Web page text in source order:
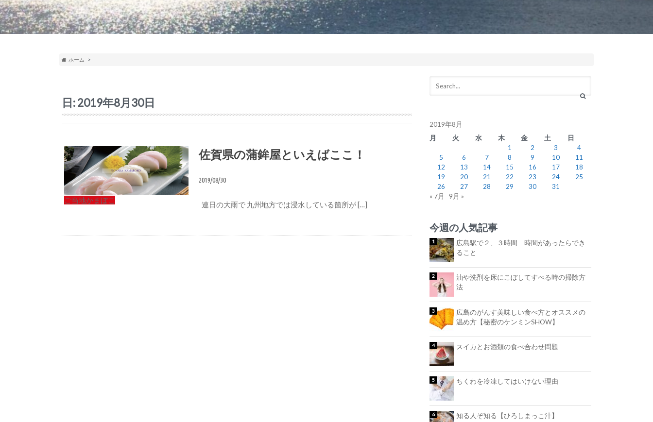
ホーム
日:2019年8月30日
ご当地かまぼこ
佐賀県の蒲鉾屋といえばここ！
2019/08/30
連日の大雨で 九州地方では浸水している箇所が […]
2019年8月
月
火 水 木 金 土
日
1
2 3
4
5
6 7 8 9 10
11
12
13 14 15 16 17
18
19
20 21 22 23 24
25
26
27 28 29 30
31
« 7月
9月 »
今週の人気記事
広島駅で２、３時間 時間があったらでき
ること
油や洗剤を床にこぼしてすべる時の掃除方
法
広島のがんす美味しい食べ方とオススメの
温め方【秘密のケンミンSHOW】
スイカとお酒類の食べ合わせ問題
ちくわを冷凍してはいけない理由
知る人ぞ知る【ひろしまっこ汁】